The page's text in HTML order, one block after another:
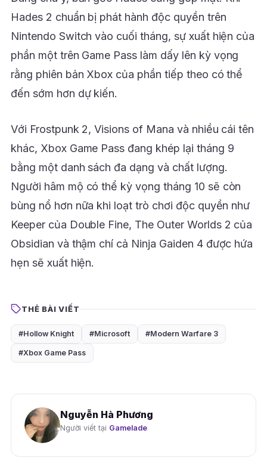
Hades 2 chuẩn bị phát hành độc quyền trên
Nintendo Switch vào cuối tháng, sự xuất hiện của
phần một trên Game Pass làm dấy lên kỳ vọng
rằng phiên bản Xbox của phần tiếp theo có thể
đến sớm hơn dự kiến.
Với Frostpunk 2, Visions of Mana và nhiều cái tên
khác, Xbox Game Pass đang khép lại tháng 9
bằng một danh sách đa dạng và chất lượng.
Người hâm mộ có thể kỳ vọng tháng 10 sẽ còn
bùng nổ hơn nữa khi loạt trò chơi độc quyền như
Keeper của Double Fine, The Outer Worlds 2 của
Obsidian và thậm chí cả Ninja Gaiden 4 được hứa
hẹn sẽ xuất hiện.
THẺ BÀI VIẾT
#Hollow Knight #Microsoft #Modern Warfare 3
#Xbox Game Pass
Nguyễn Hà Phương
Người viết tại Gamelade